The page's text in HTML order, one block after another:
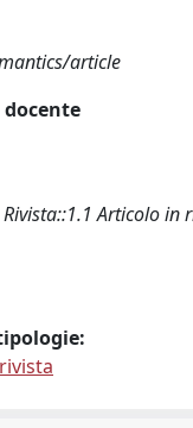
article
Articolo in